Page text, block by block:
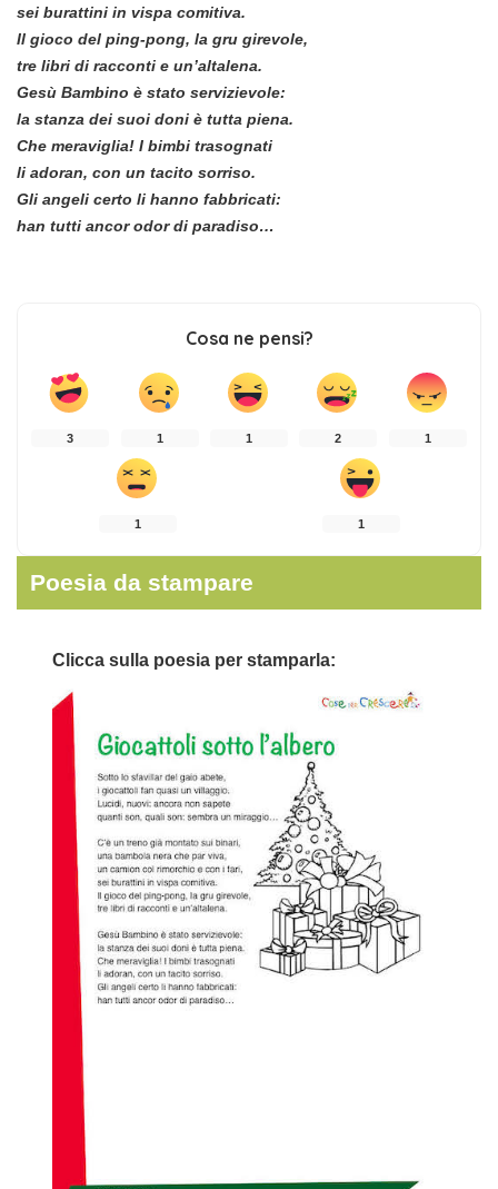
sei burattini in vispa comitiva.
Il gioco del ping-pong, la gru girevole,
tre libri di racconti e un’altalena.
Gesù Bambino è stato servizievole:
la stanza dei suoi doni è tutta piena.
Che meraviglia! I bimbi trasognati
li adoran, con un tacito sorriso.
Gli angeli certo li hanno fabbricati:
han tutti ancor odor di paradiso…
Cosa ne pensi?
3 1 1 2 1
1 1
Poesia da stampare
Clicca sulla poesia per stamparla: